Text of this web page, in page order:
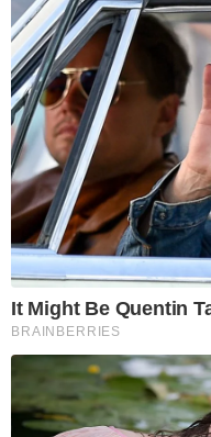
It Might Be Quentin
BRAINBERRIES